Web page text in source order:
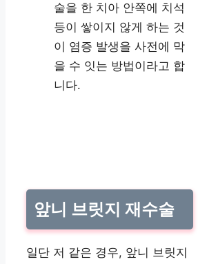
술을 한 치아 안쪽에 치석
등이 쌓이지 않게 하는 것
이 염증 발생을 사전에 막
을 수 잇는 방법이라고 합
니다.
앞니 브릿지 재수술
일단 저 같은 경우, 앞니 브릿지